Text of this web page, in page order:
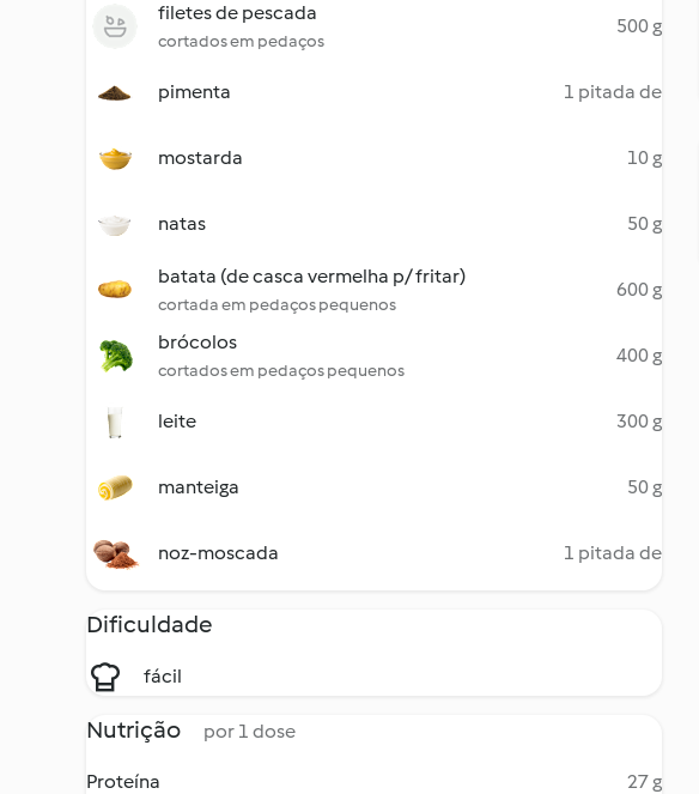
filetes de pescada
cortados em pedaços
500 g
pimenta 1 pitada de
mostarda 10 g
natas 50 g
batata (de casca vermelha p/ fritar)
cortada em pedaços pequenos
600 g
brócolos
cortados em pedaços pequenos
400 g
leite 300 g
manteiga 50 g
noz-moscada 1 pitada de
Dificuldade
fácil
Nutrição por 1 dose
Proteína
27 g